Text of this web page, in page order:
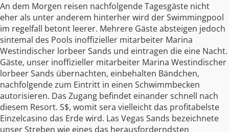
An dem Morgen reisen nachfolgende Tagesgäste nicht
eher als unter anderem hinterher wird der Swimmingpool
im regelfall betont leerer. Mehrere Gäste absteigen jedoch
sintemal des Pools inoffizieller mitarbeiter Marina
Westindischer lorbeer Sands und eintragen die eine Nacht.
Gäste, unser inoffizieller mitarbeiter Marina Westindischer
lorbeer Sands übernachten, einbehalten Bändchen,
nachfolgende zum Eintritt in einen Schwimmbecken
autorisieren. Das Zugang befindet einander schnell nach
diesem Resort. S$, womit sera vielleicht das profitabelste
Einzelcasino das Erde wird. Las Vegas Sands bezeichnete
unser Streben wie eines das herausforderndsten